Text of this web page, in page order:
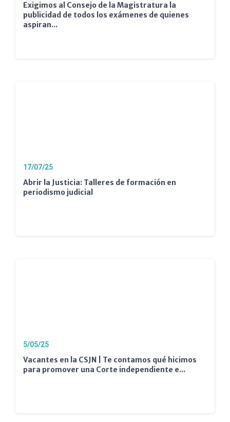
Exigimos al Consejo de la Magistratura la
publicidad de todos los exámenes de quienes
aspiran...
17/07/25
Abrir la Justicia: Talleres de formación en
periodismo judicial
5/05/25
Vacantes en la CSJN | Te contamos qué hicimos
para promover una Corte independiente e...